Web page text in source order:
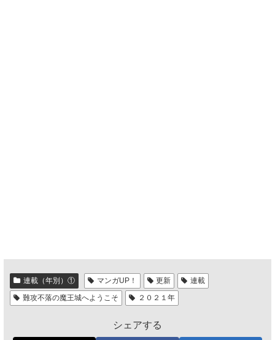
連載（年別）① マンガUP！ 更新
連載
難攻不落の魔王城へようこそ
２０２１年
シェアする